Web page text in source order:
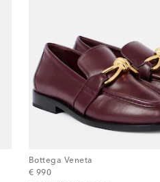
Bottega Veneta
€ 990
original price